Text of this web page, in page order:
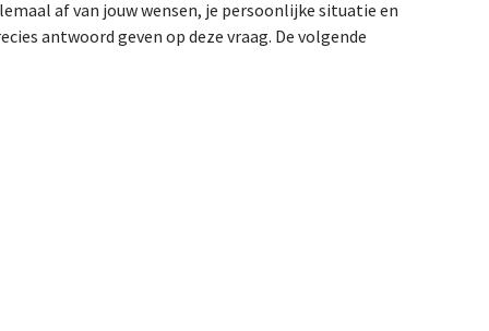
af van jouw wensen, je persoonlijke situatie en
antwoord geven op deze vraag. De volgende